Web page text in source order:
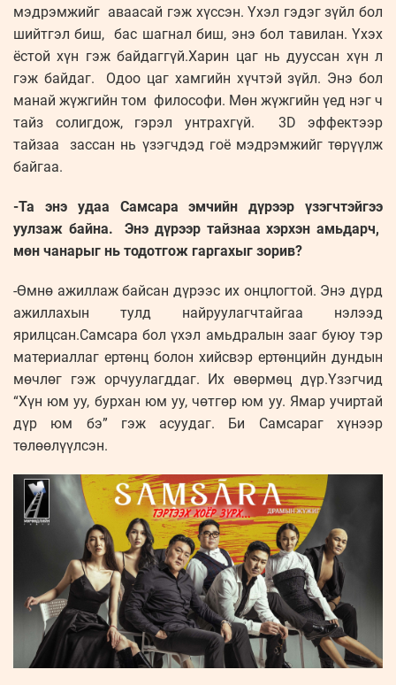
мэдрэмжийг аваасай гэж хүссэн. Үхэл гэдэг зүйл бол
шийтгэл биш, бас шагнал биш, энэ бол тавилан. Үхэх
ёстой хүн гэж байдаггүй.Харин цаг нь дууссан хүн л
гэж байдаг. Одоо цаг хамгийн хүчтэй зүйл. Энэ бол
манай жүжгийн том философи. Мөн жүжгийн үед нэг ч
тайз солигдож, гэрэл унтрахгүй. 3D эффектээр
тайзаа зассан нь үзэгчдэд гоё мэдрэмжийг төрүүлж
байгаа.
-Та энэ удаа Самсара эмчийн дүрээр үзэгчтэйгээ
уулзаж байна. Энэ дүрээр тайзнаа хэрхэн амьдарч,
мөн чанарыг нь тодотгож гаргахыг зорив?
-Өмнө ажиллаж байсан дүрээс их онцлогтой. Энэ дүрд
ажиллахын тулд найруулагчтайгаа нэлээд
ярилцсан.Самсара бол үхэл амьдралын зааг буюу тэр
материаллаг ертөнц болон хийсвэр ертөнцийн дундын
мөчлөг гэж орчуулагддаг. Их өвөрмөц дүр.Үзэгчид
“Хүн юм уу, бурхан юм уу, чөтгөр юм уу. Ямар учиртай
дүр юм бэ” гэж асуудаг. Би Самсараг хүнээр
төлөөлүүлсэн.